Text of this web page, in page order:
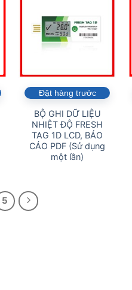
Đặt hàng trước
BỘ GHI DỮ LIỆU
NHIỆT ĐỘ FRESH
TAG 1D LCD, BÁO
CÁO PDF (Sử dụng
một lần)
5